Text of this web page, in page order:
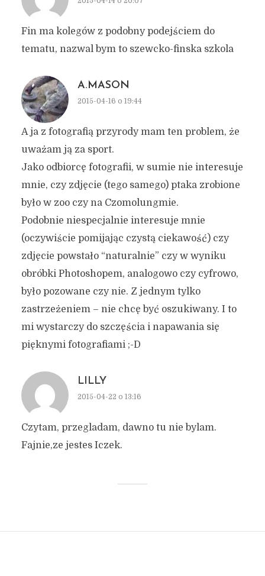
Fin ma kolegów z podobny podejściem do
tematu, nazwal bym to szewcko-finska szkola
A.MASON
2015-04-16 o 19:44
A ja z fotografią przyrody mam ten problem, że
uważam ją za sport.
Jako odbiorcę fotografii, w sumie nie interesuje
mnie, czy zdjęcie (tego samego) ptaka zrobione
było w zoo czy na Czomolungmie.
Podobnie niespecjalnie interesuje mnie
(oczywiście pomijając czystą ciekawość) czy
zdjęcie powstało “naturalnie” czy w wyniku
obróbki Photoshopem, analogowo czy cyfrowo,
było pozowane czy nie. Z jednym tylko
zastrzeżeniem – nie chcę być oszukiwany. I to
mi wystarczy do szczęścia i napawania się
pięknymi fotografiami ;-D
LILLY
2015-04-22 o 13:16
Czytam, przegladam, dawno tu nie bylam.
Fajnie,ze jestes Iczek.